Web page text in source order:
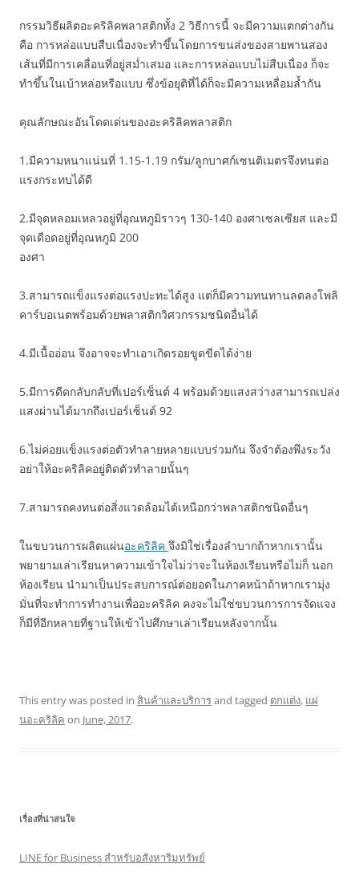
กรรมวิธีผลิตอะคริลิคพลาสติกทั้ง 2 วิธีการนี้ จะมีความแตกต่างกัน
คือ การหล่อแบบสืบเนื่องจะทำขึ้นโดยการขนส่งของสายพานสอง
เส้นที่มีการเคลื่อนที่อยู่สม่ำเสมอ และการหล่อแบบไม่สืบเนื่อง ก็จะ
ทำขึ้นในเบ้าหล่อหรือแบบ ซึ่งข้อยุติที่ได้ก็จะมีความเหลื่อมล้ำกัน
คุณลักษณะอันโดดเด่นของอะคริลิคพลาสติก
1.มีความหนาแน่นที่ 1.15-1.19 กรัม/ลูกบาศก์เซนติเมตรจึงทนต่อ
แรงกระทบได้ดี
2.มีจุดหลอมเหลวอยู่ที่อุณหภูมิราวๆ 130-140 องศาเซลเซียส และมี
จุดเดือดอยู่ที่อุณหภูมิ 200
องศา
3.สามารถแข็งแรงต่อแรงปะทะได้สูง แต่ก็มีความทนทานลดลงโพลิ
คาร์บอเนตพร้อมด้วยพลาสติกวิศวกรรมชนิดอื่นได้
4.มีเนื้ออ่อน จึงอาจจะทำเอาเกิดรอยขูดขีดได้ง่าย
5.มีการดีดกลับกลับที่เปอร์เซ็นต์ 4 พร้อมด้วยแสงสว่างสามารถเปล่ง
แสงผ่านได้มากถึงเปอร์เซ็นต์ 92
6.ไม่ค่อยแข็งแรงต่อตัวทำลายหลายแบบร่วมกัน จึงจำต้องพึงระวัง
อย่าให้อะคริลิคอยู่ติดตัวทำลายนั้นๆ
7.สามารถคงทนต่อสิ่งแวดล้อมได้เหนือกว่าพลาสติกชนิดอื่นๆ
ในขบวนการผลิตแผ่นอะคริลิค จึงมิใช่เรื่องลำบากถ้าหากเรานั้น
พยายามเล่าเรียนหาความเข้าใจไม่ว่าจะในห้องเรียนหรือไม่ก็ นอก
ห้องเรียน นำมาเป็นประสบการณ์ต่อยอดในภาคหน้าถ้าหากเรามุ่ง
มั่นที่จะทำการทำงานเพื่ออะคริลิค คงจะไม่ใช่ขบวนการการจัดแจง
ก็มีที่อีกหลายที่ฐานให้เข้าไปศึกษาเล่าเรียนหลังจากนั้น
This entry was posted in สินค้าและบริการand tagged ตกแต่ง, แผ่
นอะคริลิค on June, 2017.
เรื่องที่น่าสนใจ
LINE for Business สำหรับอสังหาริมทรัพย์